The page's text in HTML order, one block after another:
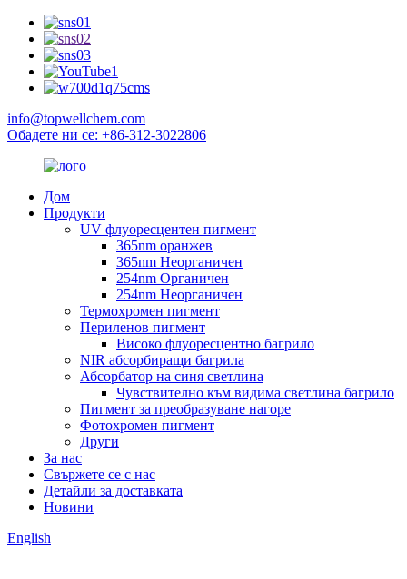
info@topwellchem.com
Обадете ни се: +86-312-3022806
Дом
Продукти
UV флуоресцентен пигмент
365nm оранжев
365nm Неорганичен
254nm Органичен
254nm Неорганичен
Термохромен пигмент
Периленов пигмент
Високо флуоресцентно багрило
NIR абсорбиращи багрила
Абсорбатор на синя светлина
Чувствително към видима светлина багрило
Пигмент за преобразуване нагоре
Фотохромен пигмент
Други
За нас
Свържете се с нас
Детайли за доставката
Новини
English